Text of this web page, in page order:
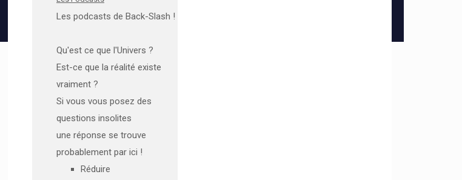
Les podcasts de Back-Slash !
Qu'est ce que l'Univers ?
Est-ce que la réalité existe
vraiment ?
Si vous vous posez des
questions insolites
une réponse se trouve
probablement par ici !
Réduire